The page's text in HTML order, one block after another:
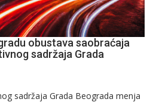
obustava saobraćaja
sadržaja Grada
sadržaja Grada Beograda menja